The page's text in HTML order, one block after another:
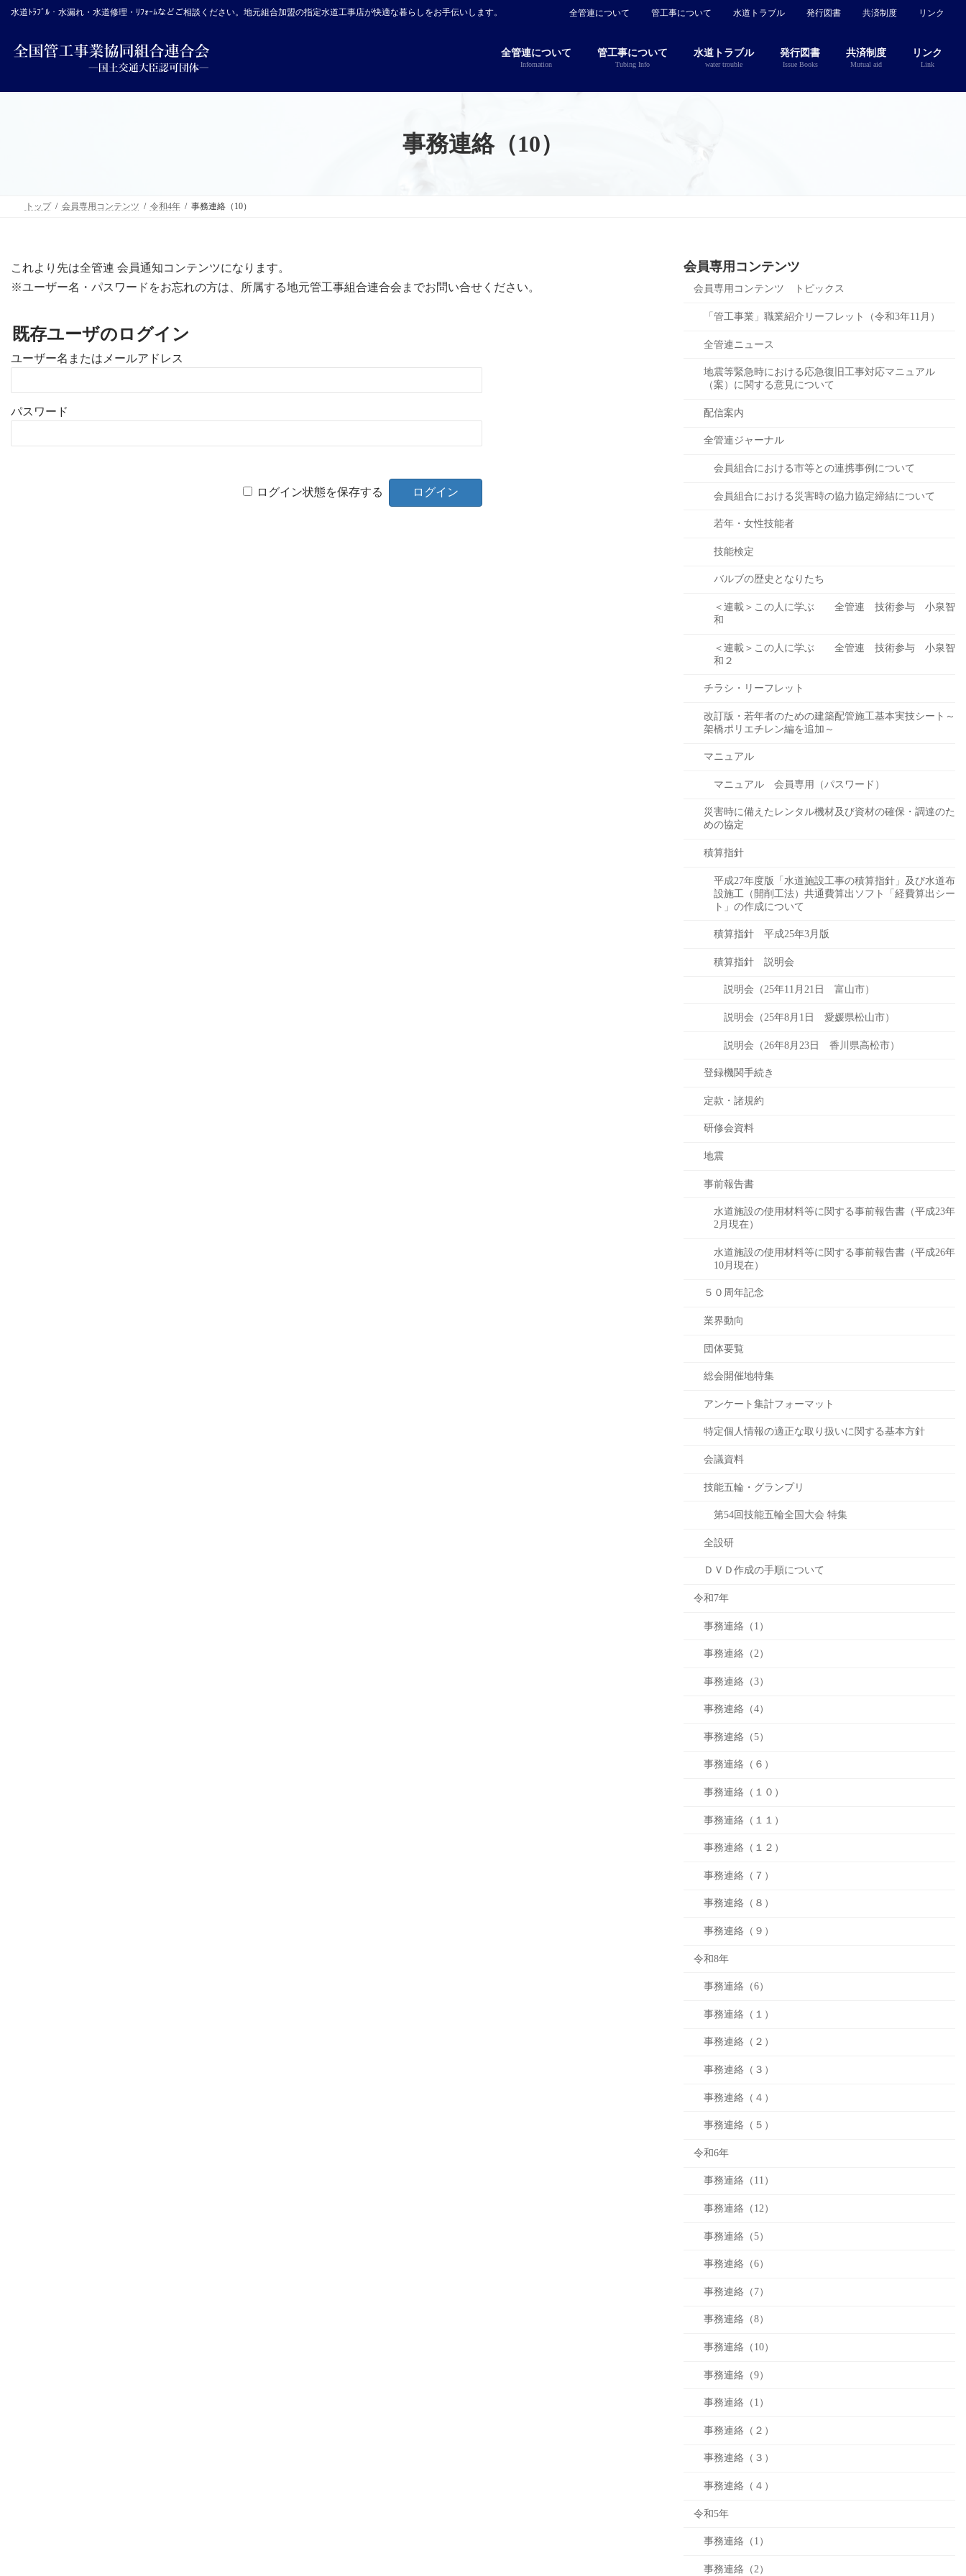
水道ﾄﾗﾌﾞﾙ・水漏れ・水道修理・ﾘﾌｫｰﾑなどご相談ください。地元組合加盟の指定水道工事店が快適な暮らしをお手伝いします。 全管連について 管工事について 水道トラブル 発行図書 共済制度 リンク
全管連について
Infomation
管工事について
Tubing Info
水道トラブル
water trouble
発行図書
Issue Books
共済制度
Mutual aid
リンク
Link
事務連絡（10）
トップ 会員専用コンテンツ 令和4年 事務連絡（10）
これより先は全管連 会員通知コンテンツになります。
※ユーザー名・パスワードをお忘れの方は、所属する地元管工事組合連合会までお問い合せください。
既存ユーザのログイン
ユーザー名またはメールアドレス
パスワード
ログイン状態を保存する
会員専用コンテンツ
会員専用コンテンツ トピックス
「管工事業」職業紹介リーフレット（令和3年11月）
全管連ニュース
地震等緊急時における応急復旧工事対応マニュアル
（案）に関する意見について
配信案内
全管連ジャーナル
会員組合における市等との連携事例について
会員組合における災害時の協力協定締結について
若年・女性技能者
技能検定
バルブの歴史となりたち
＜連載＞この人に学ぶ 全管連 技術参与 小泉智
和
＜連載＞この人に学ぶ 全管連 技術参与 小泉智
和２
チラシ・リーフレット
改訂版・若年者のための建築配管施工基本実技シート～
架橋ポリエチレン編を追加～
マニュアル
マニュアル 会員専用（パスワード）
災害時に備えたレンタル機材及び資材の確保・調達のた
めの協定
積算指針
平成27年度版「水道施設工事の積算指針」及び水道布
設施工（開削工法）共通費算出ソフト「経費算出シー
ト」の作成について
積算指針 平成25年3月版
積算指針 説明会
説明会（25年11月21日 富山市）
説明会（25年8月1日 愛媛県松山市）
説明会（26年8月23日 香川県高松市）
登録機関手続き
定款・諸規約
研修会資料
地震
事前報告書
水道施設の使用材料等に関する事前報告書（平成23年
2月現在）
水道施設の使用材料等に関する事前報告書（平成26年
10月現在）
５０周年記念
業界動向
団体要覧
総会開催地特集
アンケート集計フォーマット
特定個人情報の適正な取り扱いに関する基本方針
会議資料
技能五輪・グランプリ
第54回技能五輪全国大会 特集
全設研
ＤＶＤ作成の手順について
令和7年
事務連絡（1）
事務連絡（2）
事務連絡（3）
事務連絡（4）
事務連絡（5）
事務連絡（６）
事務連絡（１０）
事務連絡（１１）
事務連絡（１２）
事務連絡（７）
事務連絡（８）
事務連絡（９）
令和8年
事務連絡（6）
事務連絡（１）
事務連絡（２）
事務連絡（３）
事務連絡（４）
事務連絡（５）
令和6年
事務連絡（11）
事務連絡（12）
事務連絡（5）
事務連絡（6）
事務連絡（7）
事務連絡（8）
事務連絡（10）
事務連絡（9）
事務連絡（1）
事務連絡（２）
事務連絡（３）
事務連絡（４）
令和5年
事務連絡（1）
事務連絡（2）